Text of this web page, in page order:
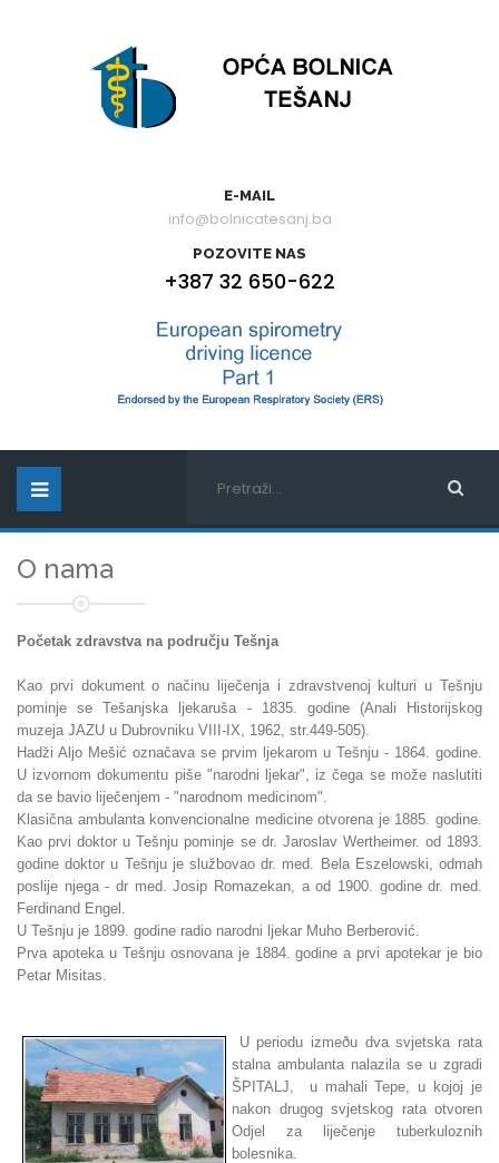
E-MAIL
info@bolnicatesanj.ba
POZOVITE NAS
+387 32 650-622
O nama
Početak zdravstva na području Tešnja
Kao prvi dokument o načinu liječenja i zdravstvenoj kulturi u Tešnju
pominje se Tešanjska ljekaruša - 1835. godine (Anali Historijskog
muzeja JAZU u Dubrovniku VIII-IX, 1962, str.449-505).
Hadži Aljo Mešić označava se prvim ljekarom u Tešnju - 1864. godine.
U izvornom dokumentu piše "narodni ljekar", iz čega se može naslutiti
da se bavio liječenjem - "narodnom medicinom".
Klasična ambulanta konvencionalne medicine otvorena je 1885. godine.
Kao prvi doktor u Tešnju pominje se dr. Jaroslav Wertheimer. od 1893.
godine doktor u Tešnju je službovao dr. med. Bela Eszelowski, odmah
poslije njega - dr med. Josip Romazekan, a od 1900. godine dr. med.
Ferdinand Engel.
U Tešnju je 1899. godine radio narodni ljekar Muho Berberović.
Prva apoteka u Tešnju osnovana je 1884. godine a prvi apotekar je bio
Petar Misitas.
U periodu izmeðu dva svjetska rata
stalna ambulanta nalazila se u zgradi
ŠPITALJ, u mahali Tepe, u kojoj je
nakon drugog svjetskog rata otvoren
Odjel za liječenje tuberkuloznih
bolesnika.